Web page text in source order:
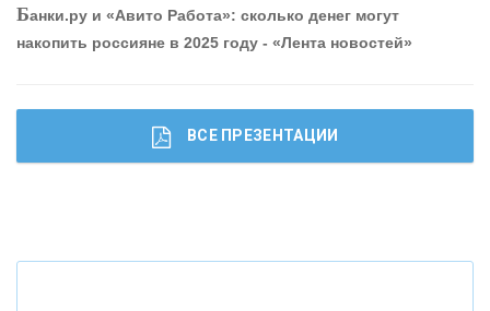
Что будет с наличными деньгами при цифровом
Банки.ру и «Авито Работа»: сколько денег могут
накопить россияне в 2025 году - «Лента новостей»
ВСЕ ПРЕЗЕНТАЦИИ